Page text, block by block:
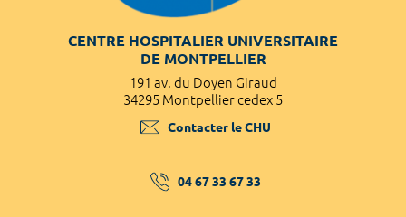
CENTRE HOSPITALIER UNIVERSITAIRE
DE MONTPELLIER
191 av. du Doyen Giraud
34295 Montpellier cedex 5
Contacter le CHU
04 67 33 67 33